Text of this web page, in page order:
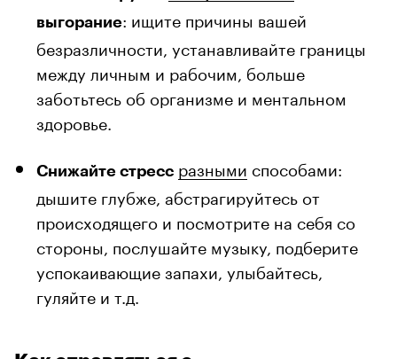
выгорание: ищите причины вашей
безразличности, устанавливайте границы
между личным и рабочим, больше
заботьтесь об организме и ментальном
здоровье.
Снижайте стресс разными способами:
дышите глубже, абстрагируйтесь от
происходящего и посмотрите на себя со
стороны, послушайте музыку, подберите
успокаивающие запахи, улыбайтесь,
гуляйте и т.д.